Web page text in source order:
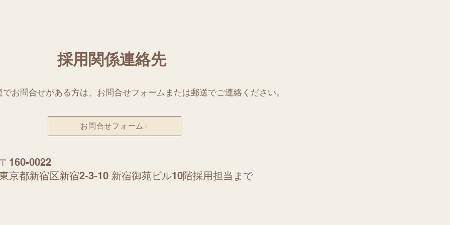
​採用関係連絡先
でお問合せがある方は、お問合せフォームまたは郵送でご連絡ください。
お問合せフォーム
160-0022
京都新宿区新宿2-3-10 新宿御苑ビル10階採用担当まで